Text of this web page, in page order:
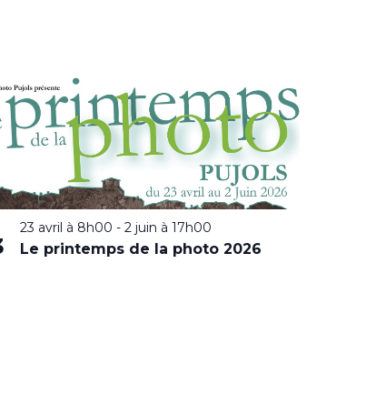
23 avril à 8h00 - 2 juin à 17h00
Le printemps de la photo 2026